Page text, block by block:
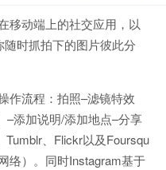
移动端上的社交应用，以
时抓拍下的图片彼此分
作流程：拍照–滤镜特效
–添加说明/添加地点–分享
Tumblr、Flickr以及Foursqu
络）。同时Instagram基于